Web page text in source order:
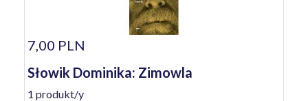
7,00 PLN
Słowik Dominika: Zimowla
1 produkt/y